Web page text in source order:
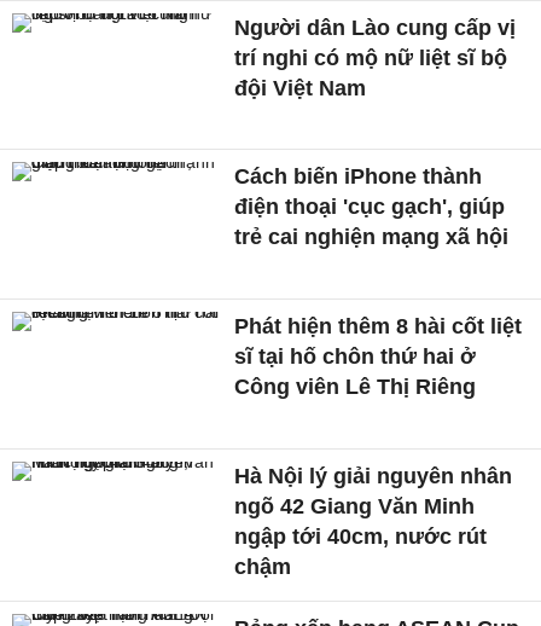
Người dân Lào cung cấp vị
trí nghi có mộ nữ liệt sĩ bộ
đội Việt Nam
Cách biến iPhone thành
điện thoại 'cục gạch', giúp
trẻ cai nghiện mạng xã hội
Phát hiện thêm 8 hài cốt liệt
sĩ tại hố chôn thứ hai ở
Công viên Lê Thị Riêng
Hà Nội lý giải nguyên nhân
ngõ 42 Giang Văn Minh
ngập tới 40cm, nước rút
chậm